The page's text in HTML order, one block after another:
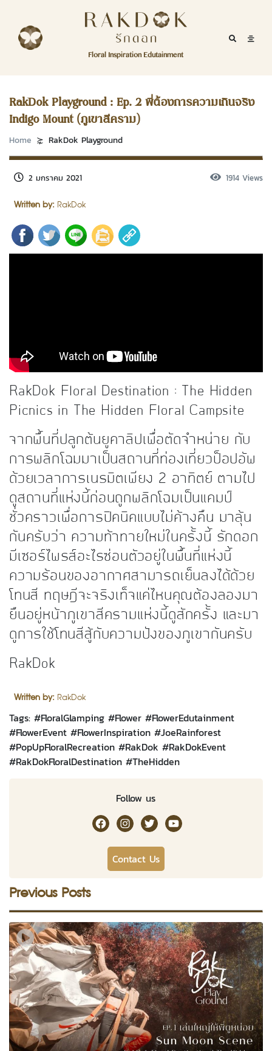
RakDok (รักดอก)
Floral Inspiration Edutainment
Mobile
RakDok
Menu
MAGAZINE
EDUTAINMENT
RAKDOK
MARKET
ABOUT
CONTACT
Channel Youtube
RakDok Playground : Ep. 2 พี่ต้องการความเกินจริง
Indigo Mount (ภูเขาสีคราม)
Home RakDok Playground
Written by: RakDok
2 มกราคม 2021 1914 Views
RakDok Floral Destination : The Hidden
Picnics in The Hidden Floral Campsite
จากพื้นที่ปลูกต้นยูคาลิปเพื่อตัดจำหน่าย กับ
การพลิกโฉมมาเป็นสถานที่ท่องเที่ยวป็อปอัพ
ด้วยเวลาการเนรมิตเพียง 2 อาทิตย์ ตามไป
ดูสถานที่แห่งนี้ก่อนถูกพลิกโฉมเป็นแคมป์
ชั่วคราวเพื่อการปิคนิคแบบไม่ค้างคืน มาลุ้น
กันครับว่า ความท้าทายใหม่ในครั้งนี้ รักดอก
มีเซอร์ไพรส์อะไรซ่อนตัวอยู่ในพื้นที่แห่งนี้
ความร้อนของอากาศสามารถเย็นลงได้ด้วย
โทนสี ทฤษฎีจะจริงเท็จแค่ไหนคุณต้องลองมา
ยืนอยู่หน้าภูเขาสีครามแห่งนี้ดูสักครั้ง และมา
ดูการใช้โทนสีสู้กับความปังของภูเขากันครับ
RakDok
Written by: RakDok
Tags: #FloralGlamping #Flower #FlowerEdutainment
#FlowerEvent #FlowerInspiration #JoeRainforest
#PopUpFloralRecreation #RakDok #RakDokEvent
#RakDokFloralDestination #TheHidden
Follow us
RakDok Channel Facebook
RakDok Channel Instagram
RakDok Twitter
Rakdok Channel
Contact Us
Previous Posts